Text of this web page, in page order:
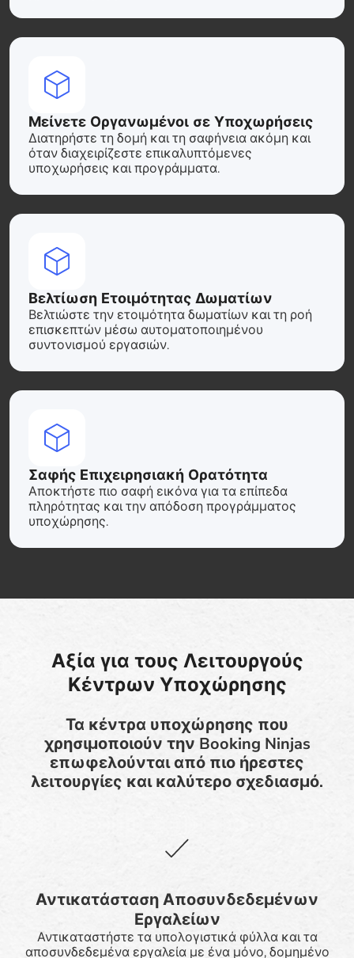
Μείνετε Οργανωμένοι σε Υποχωρήσεις
Διατηρήστε τη δομή και τη σαφήνεια ακόμη και
όταν διαχειρίζεστε επικαλυπτόμενες
υποχωρήσεις και προγράμματα.
Βελτίωση Ετοιμότητας Δωματίων
Βελτιώστε την ετοιμότητα δωματίων και τη ροή
επισκεπτών μέσω αυτοματοποιημένου
συντονισμού εργασιών.
Σαφής Επιχειρησιακή Ορατότητα
Αποκτήστε πιο σαφή εικόνα για τα επίπεδα
πληρότητας και την απόδοση προγράμματος
υποχώρησης.
Αξία για τους Λειτουργούς
Κέντρων Υποχώρησης
Τα κέντρα υποχώρησης που
χρησιμοποιούν την Booking Ninjas
επωφελούνται από πιο ήρεστες
λειτουργίες και καλύτερο σχεδιασμό.
Αντικατάσταση Αποσυνδεδεμένων
Εργαλείων
Αντικαταστήστε τα υπολογιστικά φύλλα και τα
αποσυνδεδεμένα εργαλεία με ένα μόνο, δομημένο